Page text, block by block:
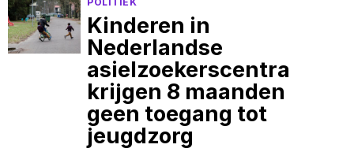
Kinderen in
Nederlandse
asielzoekerscentra
krijgen 8 maanden
geen toegang tot
jeugdzorg